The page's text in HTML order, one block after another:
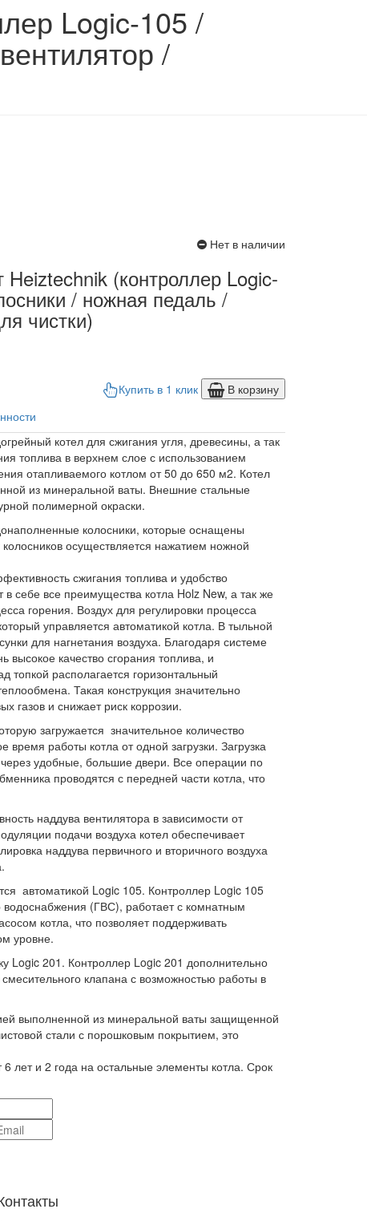
Logic-105 /
/
Нет в наличии
(контроллер Logic-
/ ножная педаль /
чистки)
Купить в 1 клик
В корзину
котел для сжигания угля, древесины, а так
топлива в верхнем слое с использованием
отапливаемого котлом от 50 до 650 м2. Котел
из минеральной ваты. Внешние стальные
полимерной окраски.
колосники, которые оснащены
осуществляется нажатием ножной
сжигания топлива и удобство
себе все преимущества котла Holz New, а так же
горения. Воздух для регулировки процесса
управляется автоматикой котла. В тыльной
для нагнетания воздуха. Благодаря системе
высокое качество сгорания топлива, и
топкой располагается горизонтальный
Такая конструкция значительно
газов и снижает риск коррозии.
загружается значительное количество
время работы котла от одной загрузки. Загрузка
удобные, большие двери. Все операции по
проводятся с передней части котла, что
наддува вентилятора в зависимости от
подачи воздуха котел обеспечивает
наддува первичного и вторичного воздуха
автоматикой Logic 105. Контроллер Logic 105
водоснабжения (ГВС), работает с комнатным
котла, что позволяет поддерживать
уровне.
Logic 201. Контроллер Logic 201 дополнительно
клапана с возможностью работы в
выполненной из минеральной ваты защищенной
стали с порошковым покрытием, это
6 лет и 2 года на остальные элементы котла. Срок